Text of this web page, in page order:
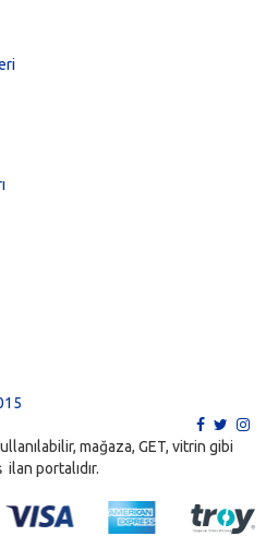
mağaza, GET, vitrin gibi
portalıdır.